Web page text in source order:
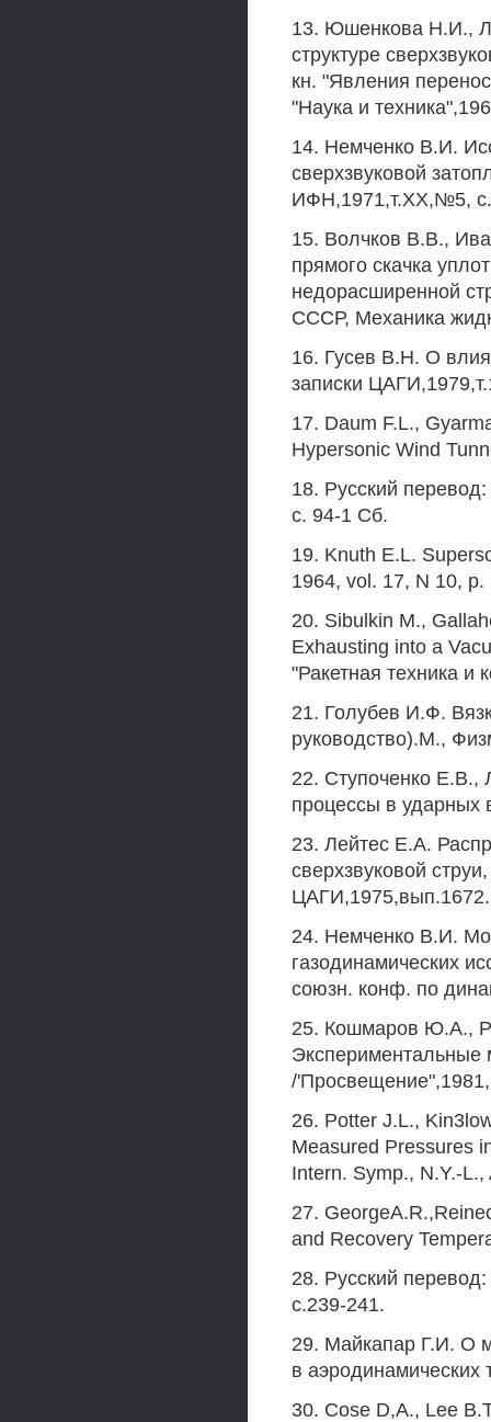
13. Юшенкова Н.И.,
структуре
кн. "Явления
"Наука и
14. Немченко В.И.
сверхзвуковой
ИФН,1971,т.ХХ,№5,
15. Волчков В.В.,
прямого скачка
недорасширенной
СССР, Механика
16. Гусев В.Н. О
записки
17. Daum F.L.,
Hypersonic Wind
18. Русский
с. 94-1 Сб.
19. Knuth E.L.
1964, vol. 17, N 10, p.
20. Sibulkin M.,
Exhausting into a
"Ракетная техника и
21. Голубев И.Ф.
руководство).М.,
22. Ступоченко
процессы в ударных
23. Лейтес Е.А.
сверхзвуковой
ЦАГИ,1975,вып.1672.
24. Немченко В.И.
газодинамических
союзн. конф. по
25. Кошмаров Ю.А.,
Экспериментальные
/
26. Potter J.L.,
Measured Pressures
Intern. Symp., N.Y.-
27.
and Recovery
28. Русский
с.239-241.
29. Майкапар Г.И. О
в
30. Cose D,А., Lee